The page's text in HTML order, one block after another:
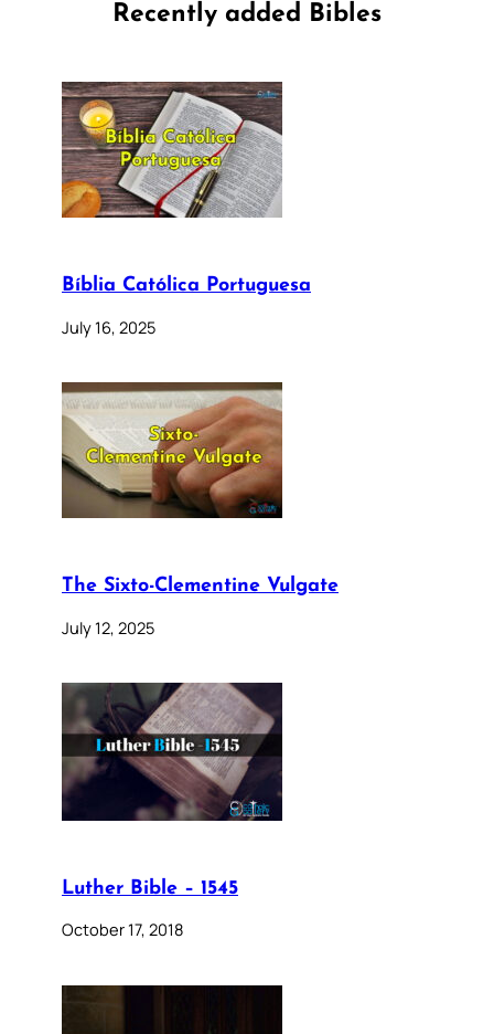
Recently added Bibles
Bíblia Católica Portuguesa
July 16, 2025
The Sixto-Clementine Vulgate
July 12, 2025
Luther Bible – 1545
October 17, 2018